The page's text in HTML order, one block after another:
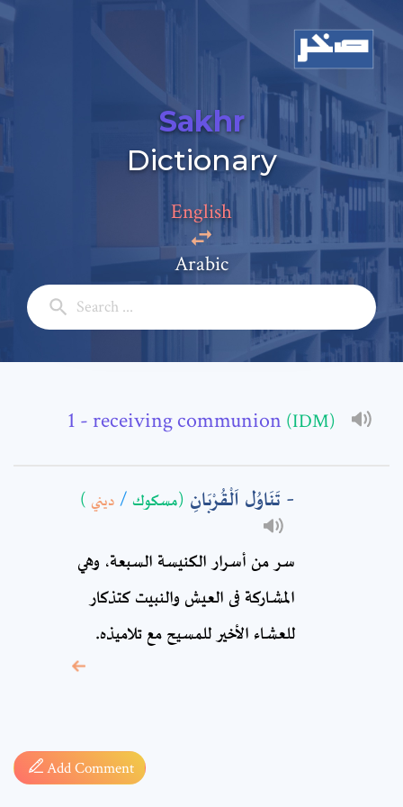
Sakhr
Dictionary
English
Arabic
- receiving communion (IDM)
تَنَاوُل اَلْقُرْبَانِ (مسكوك / ديني )
سر من أسرار الكنيسة السبعة، وهي
المشاركة فى العيش والنبيت كتذكار
للعشاء الأخير للمسيح مع تلاميذه.
Add Comment
Add a comment
Full Name: *
Subject: *
Comment: *
* sign, it means are